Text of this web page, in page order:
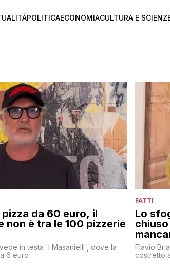
POLITICAECONOMIACULTURA E
da 60 euro, il
non è tra le 100 pizzerie
in testa 'I Masanielli', dove la
6 euro
FATTI
Lo
chiuso
Flavio
costretto